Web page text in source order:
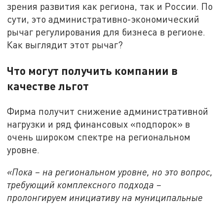
зрения развития как региона, так и России. По
сути, это административно-экономический
рычаг регулирования для бизнеса в регионе.
Как выглядит этот рычаг?
Что могут получить компании в
качестве льгот
Фирма получит снижение административной
нагрузки и ряд финансовых «подпорок» в
очень широком спектре на региональном
уровне.
«Пока – на региональном уровне, но это вопрос,
требующий комплексного подхода –
пролонгируем инициативу на муниципальные